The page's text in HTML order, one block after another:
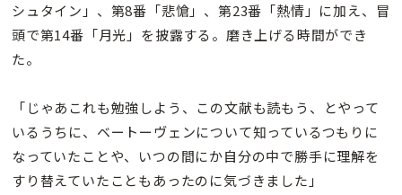
シュタイン」、第8番「悲愴」、第23番「熱情」に加え、冒
頭で第14番「月光」を披露する。磨き上げる時間ができ
た。
「じゃあこれも勉強しよう、この文献も読もう、とやって
いるうちに、ベートーヴェンについて知っているつもりに
なっていたことや、いつの間にか自分の中で勝手に理解を
すり替えていたこともあったのに気づきました」